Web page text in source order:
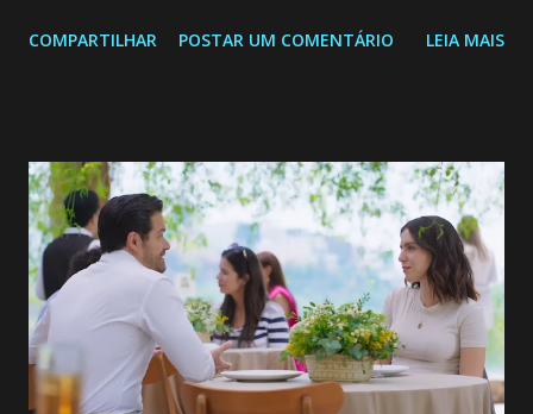
de 25/05/26 a 31/05/26 JOANA GUADALUPE (Camila
permanecer virgem até encontrar o homem que realmente
ama, o que não é fácil, já que dedica todas as suas energias a
se aprimorar, trabalhando, estudando e se orgulhando de
ser a primeira mulher da família a ingressar na
universidade. Ela tem uma personalidade muito alegre, é
muito madura para a idade, determinada, criativa e
empática. Detesta injustiças e é uma ótima amiga. Pode ser
COMPARTILHAR POSTAR UM COMENTÁRIO LEIA MAIS